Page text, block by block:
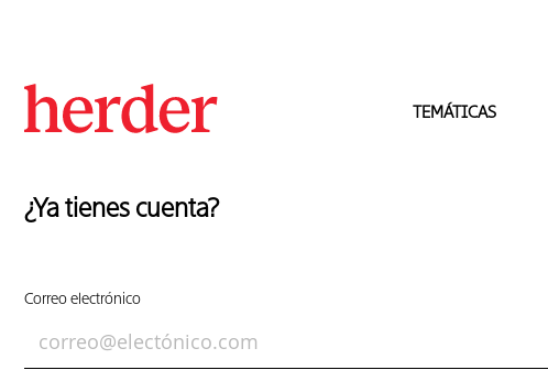
TEMÁTICAS
¿Ya tienes cuenta?
Correo electrónico